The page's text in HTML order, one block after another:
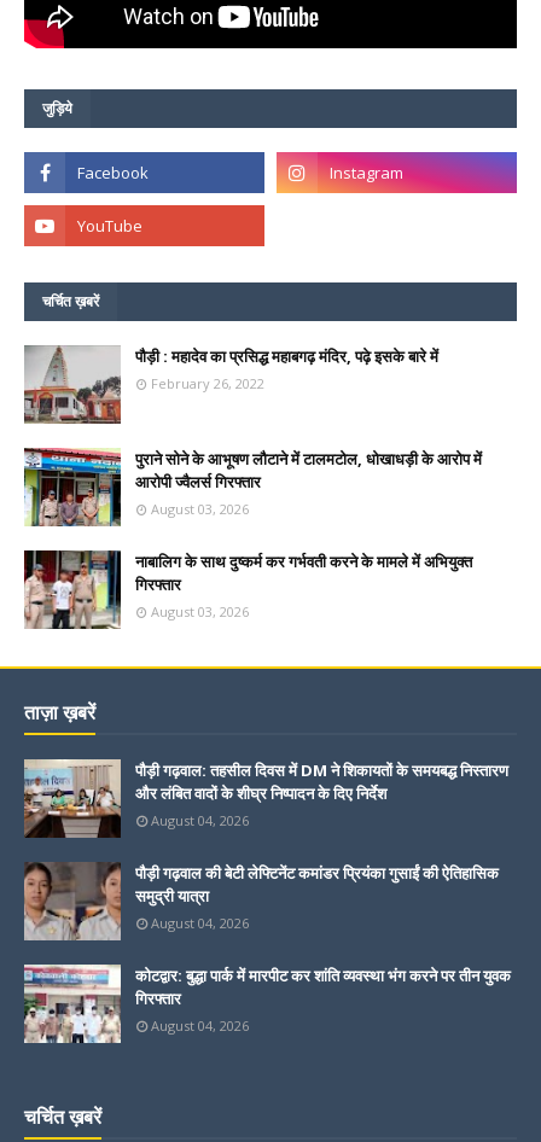
जुड़िये
चर्चित ख़बरें
पौड़ी : महादेव का प्रसिद्ध महाबगढ़ मंदिर, पढ़े इसके बारे में
February 26, 2022
पुराने सोने के आभूषण लौटाने में टालमटोल, धोखाधड़ी के आरोप में
आरोपी ज्वैलर्स गिरफ्तार
August 03, 2026
नाबालिग के साथ दुष्कर्म कर गर्भवती करने के मामले में अभियुक्त
गिरफ्तार
August 03, 2026
ताज़ा ख़बरें
पौड़ी गढ़वाल: तहसील दिवस में DM ने शिकायतों के समयबद्ध निस्तारण
और लंबित वादों के शीघ्र निष्पादन के दिए निर्देश
August 04, 2026
पौड़ी गढ़वाल की बेटी लेफ्टिनेंट कमांडर प्रियंका गुसाईं की ऐतिहासिक
समुद्री यात्रा
August 04, 2026
कोटद्वार: बुद्धा पार्क में मारपीट कर शांति व्यवस्था भंग करने पर तीन युवक
गिरफ्तार
August 04, 2026
चर्चित ख़बरें